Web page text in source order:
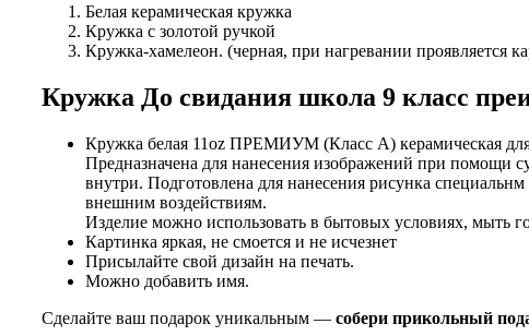
Белая керамическая кружка
Кружка с золотой ручкой
Кружка-хамелеон. (черная, при нагревании проявляется
Кружка До свидания школа 9 класс
Кружка белая 11oz ПРЕМИУМ (Класс А) керамическая
Предназначена для нанесения изображений при
внутри. Подготовлена для нанесения рисунка
внешним воздействиям.
Изделие можно использовать в бытовых условиях, мыть
Картинка яркая, не смоется и не исчезнет
Присылайте свой дизайн на печать.
Можно добавить имя.
Сделайте ваш подарок уникальным — собери прикольный